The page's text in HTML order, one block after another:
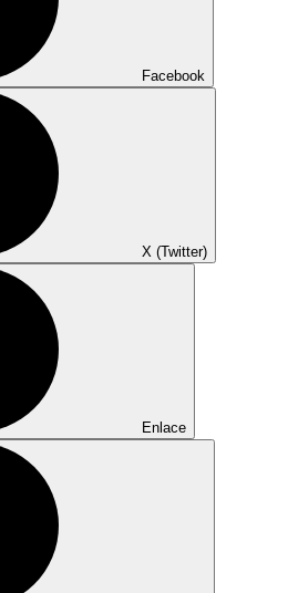
Facebook
X (Twitter)
Enlace